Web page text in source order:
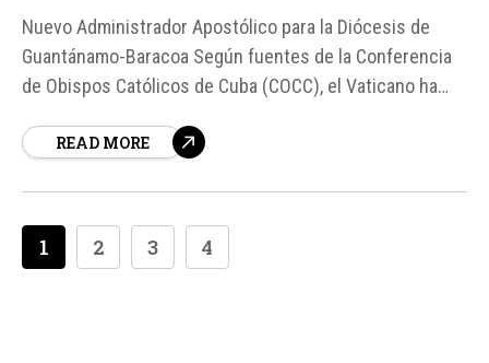
Nuevo Administrador Apostólico para la Diócesis de
Guantánamo-Baracoa Según fuentes de la Conferencia
de Obispos Católicos de Cuba (COCC), el Vaticano ha
administrador apostólico de la Diócesis de Guantánamo-
READ MORE
1 2 3 4